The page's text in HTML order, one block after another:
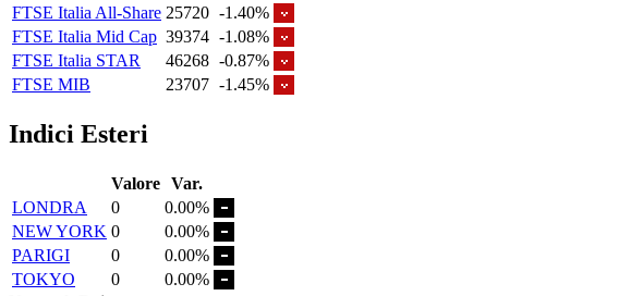
FTSE Italia All-Share 25720 -1.40%
FTSE Italia Mid Cap 39374 -1.08%
FTSE Italia STAR
46268 -0.87%
FTSE MIB
23707 -1.45%
Indici Esteri
Valore Var.
LONDRA
0
0.00%
NEW YORK 0
0.00%
PARIGI
0
0.00%
TOKYO
0
0.00%